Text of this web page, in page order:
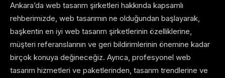
Ankara’da web tasarım şirketleri hakkında kapsamlı
rehberimizde, web tasarımın ne olduğundan başlayarak,
başkentin en iyi web tasarım şirketlerinin özelliklerine,
müşteri referanslarının ve geri bildirimlerinin önemine kadar
birçok konuya değineceğiz. Ayrıca, profesyonel web
tasarım hizmetleri ve paketlerinden, tasarım trendlerine ve